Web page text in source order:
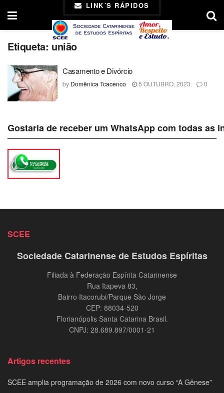
LINK´S RÁPIDOS
Etiqueta: união
Casamento e Divórcio
by Domênica Tcacenco 5 OUTUBRO, 2023 0
Gostaria de receber um WhatsApp com todas
SCEE
Sociedade Catarinense de Estudos Espíritas
Filiada à Federação Espírita Catarinense
Rua Itapeva 83,
Bairro Itacorubi/Parque São Jorge
CEP: 88034-520
Florianópolis Santa Catarina Brasil.
CNPJ: 28.689.897/0001-21
Artigos recentes
SCEE amplia programação de 2026 com novo curso “A Gênese”